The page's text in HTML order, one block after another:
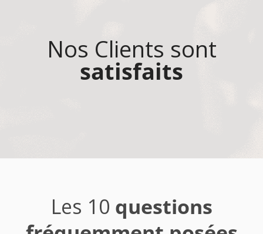
Nos Clients sont
satisfaits
Les 10 questions